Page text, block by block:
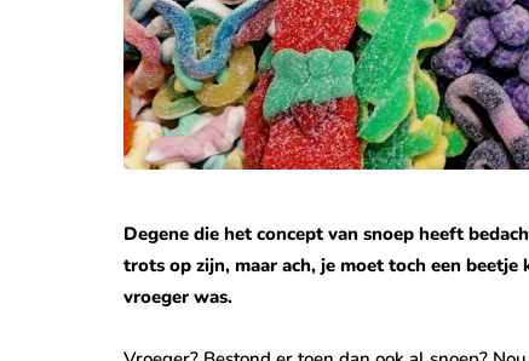
Degene die het concept van snoep heeft
trots op zijn, maar ach, je moet toch een
vroeger was.